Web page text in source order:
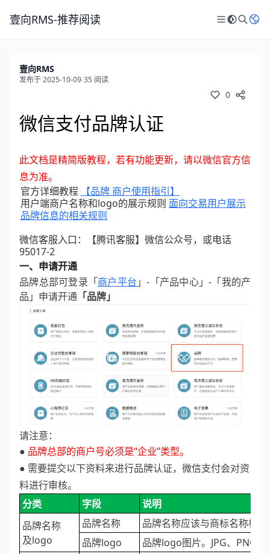
壹向RMS-推荐阅读
壹向RMS
发布于 2025-10-09/35 阅读
0
微信支付品牌认证
此文档是精简版教程，若有功能更新，请以微信官方信
息为准。
官方详细教程
【品牌 商户使用指引】
用户端商户名称和logo的展示规则 面向交易用户展示
品牌信息的相关规则
微信客服入口：【腾讯客服】微信公众号，或电话
95017-2
一、申请开通
品牌总部可登录「商户平台 」-「产品中心」-「我的产
品」申请开通 「品牌」
请注意：
● 品牌总部的商户号必须是“企业”类型。
● 需要提交以下资料来进行品牌认证，微信支付会对资
料进行审核。
分类
字段
说明
品牌名称
及logo
品牌名称
品牌名称应该与商标名称相
品牌logo
品牌logo图片。JPG、PNG